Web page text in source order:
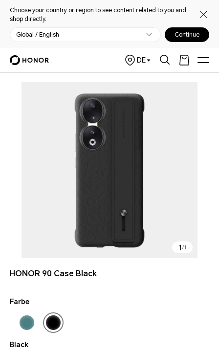
Choose your country or region to see content related to you and
shop directly.
Global / English Continue
DE
1 /1
HONOR 90 Case Black
Farbe
Black